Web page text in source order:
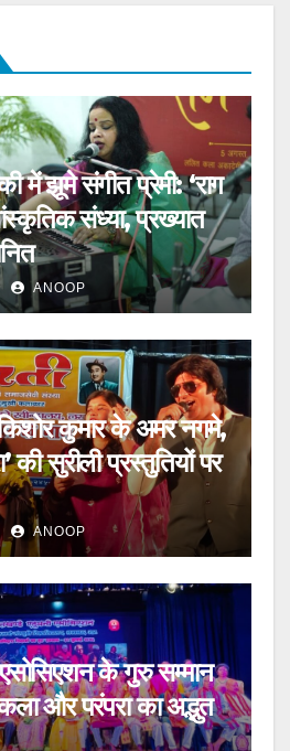
में झूमे संगीत प्रेमी: ‘राग
संध्या, प्रख्यात
ANOOP
कुमार के अमर नगमे,
की सुरीली प्रस्तुतियों पर
ANOOP
के गुरु सम्मान
और परंपरा का अद्भुत